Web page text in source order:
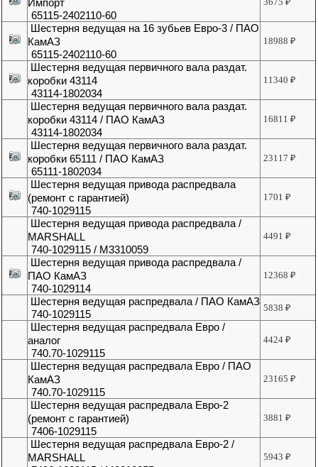
Импорт
65115-2402110-60
Шестерня ведущая на 16 зубьев Евро-3 / ПАО
КамАЗ
65115-2402110-60
18988₽
Шестерня ведущая первичного вала раздат.
коробки 43114
43114-1802034
11340₽
Шестерня ведущая первичного вала раздат.
коробки 43114 / ПАО КамАЗ
43114-1802034
16811₽
Шестерня ведущая первичного вала раздат.
коробки 65111 / ПАО КамАЗ
65111-1802034
23117₽
Шестерня ведущая привода распредвала
(ремонт с гарантией)
740-1029115
1701₽
Шестерня ведущая привода распредвала /
MARSHALL
740-1029115 / M3310059
4491₽
Шестерня ведущая привода распредвала /
ПАО КамАЗ
740-1029114
12368₽
Шестерня ведущая распредвала / ПАО КамАЗ
740-1029115
5838₽
Шестерня ведущая распредвала Евро /
аналог
740.70-1029115
4424₽
Шестерня ведущая распредвала Евро / ПАО
КамАЗ
740.70-1029115
23165₽
Шестерня ведущая распредвала Евро-2
(ремонт с гарантией)
7406-1029115
3881₽
Шестерня ведущая распредвала Евро-2 /
MARSHALL
5943₽